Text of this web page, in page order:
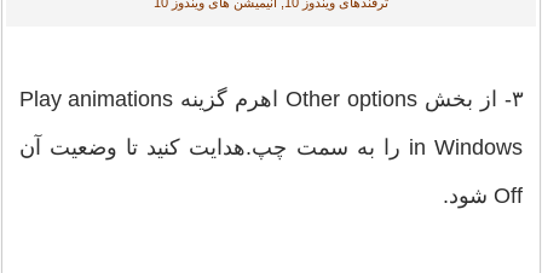
ترفندهای ویندوز 10, انیمیشن های ویندوز 10
۳- از بخش Other options اهرم گزینه Play animations
in Windows را به سمت چپ.هدایت کنید تا وضعیت آن
Off شود.